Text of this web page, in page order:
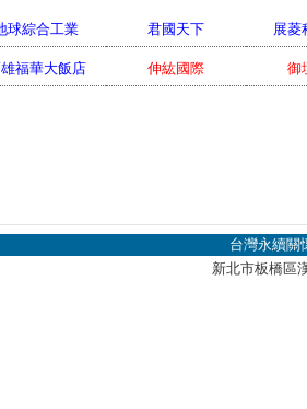
球綜合工業 君國天下 展菱
福華大飯店 伸紘國際 御
台灣永續關
新北市板橋區